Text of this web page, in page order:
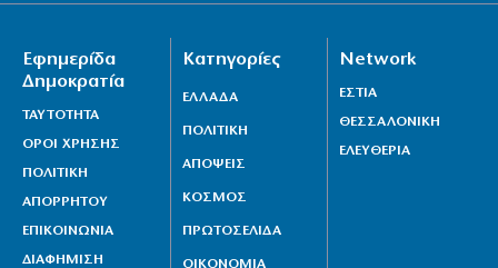
Εφημερίδα
Δημοκρατία
ΤΑΥΤΟΤΗΤΑ
ΟΡΟΙ ΧΡΗΣΗΣ
ΠΟΛΙΤΙΚΗ
ΑΠΟΡΡΗΤΟΥ
ΕΠΙΚΟΙΝΩΝΙΑ
ΔΙΑΦΗΜΙΣΗ
Κατηγορίες
ΕΛΛΑΔΑ
ΠΟΛΙΤΙΚΗ
ΑΠΟΨΕΙΣ
ΚΟΣΜΟΣ
ΠΡΩΤΟΣΕΛΙΔΑ
ΟΙΚΟΝΟΜΙΑ
Network
ΕΣΤΙΑ
ΘΕΣΣΑΛΟΝΙΚΗ
ΕΛΕΥΘΕΡΙΑ